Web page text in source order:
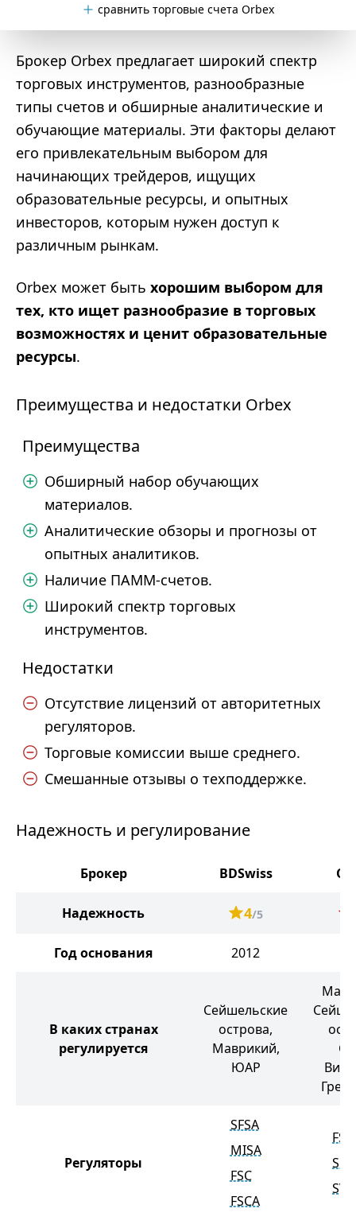
сравнить торговые счета Orbex
Брокер Orbex предлагает широкий спектр
торговых инструментов, разнообразные
типы счетов и обширные аналитические и
обучающие материалы. Эти факторы делают
его привлекательным выбором для
начинающих трейдеров, ищущих
образовательные ресурсы, и опытных
инвесторов, которым нужен доступ к
различным рынкам.
Orbex может быть хорошим выбором для
тех, кто ищет разнообразие в торговых
возможностях и ценит образовательные
ресурсы.
Преимущества и недостатки Orbex
Преимущества
Обширный набор обучающих
материалов.
Аналитические обзоры и прогнозы от
опытных аналитиков.
Наличие ПАММ-счетов.
Широкий спектр торговых
инструментов.
Недостатки
Отсутствие лицензий от авторитетных
регуляторов.
Торговые комиссии выше среднего.
Смешанные отзывы о техподдержке.
Надежность и регулирование
Брокер BDSwiss
Надежность 4/5
Год основания 2012
В каких странах
регулируется
Сейшельские
острова,
Маврикий,
ЮАР
Регуляторы
SFSA
MISA
FSC
FSCA
FSC